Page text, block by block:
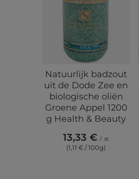
Natuurlijk badzout
uit de Dode Zee en
biologische oliën
Groene Appel 1200
g Health & Beauty
13,33 € / st.
(1,11 € / 100g)